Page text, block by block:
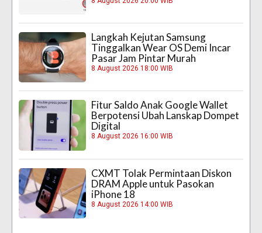
Langkah Kejutan Samsung
Tinggalkan Wear OS Demi Incar
Pasar Jam Pintar Murah
8 August 2026 18:00 WIB
Fitur Saldo Anak Google Wallet
Berpotensi Ubah Lanskap Dompet
Digital
8 August 2026 16:00 WIB
CXMT Tolak Permintaan Diskon
DRAM Apple untuk Pasokan
iPhone 18
8 August 2026 14:00 WIB